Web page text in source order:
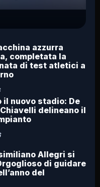
azzurra
completata la
di test atletici a
il nuovo stadio: De
delineano il
Allegri si
di guidare
del